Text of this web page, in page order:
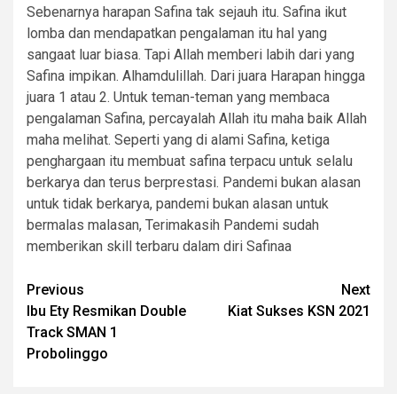
Sebenarnya harapan Safina tak sejauh itu. Safina ikut
lomba dan mendapatkan pengalaman itu hal yang
sangaat luar biasa. Tapi Allah memberi labih dari yang
Safina impikan. Alhamdulillah. Dari juara Harapan hingga
juara 1 atau 2. Untuk teman-teman yang membaca
pengalaman Safina, percayalah Allah itu maha baik Allah
maha melihat. Seperti yang di alami Safina, ketiga
penghargaan itu membuat safina terpacu untuk selalu
berkarya dan terus berprestasi. Pandemi bukan alasan
untuk tidak berkarya, pandemi bukan alasan untuk
bermalas malasan, Terimakasih Pandemi sudah
memberikan skill terbaru dalam diri Safinaa
Continue
Reading
Previous
Ibu Ety Resmikan Double
Track SMAN 1
Probolinggo
Next
Kiat Sukses KSN 2021